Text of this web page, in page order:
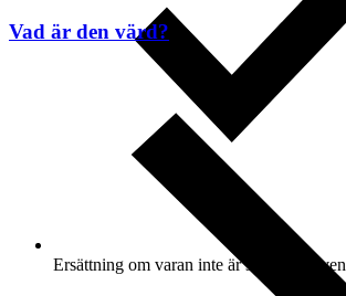
Ersättning om varan inte är som beskriven
Vad är den värd?